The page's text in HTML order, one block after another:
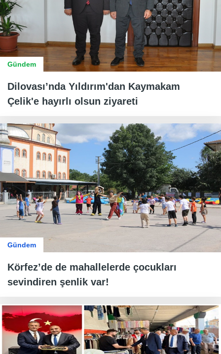
Gündem
Dilovası’nda Yıldırım'dan Kaymakam
Çelik'e hayırlı olsun ziyareti
Gündem
Körfez’de de mahallelerde çocukları
sevindiren şenlik var!